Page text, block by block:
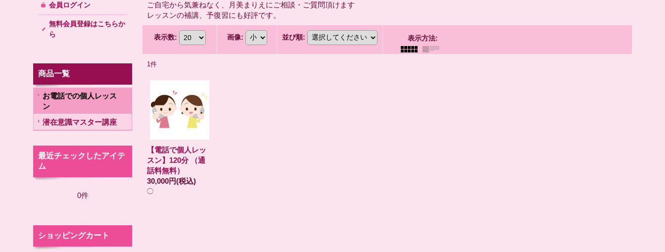
会員ログイン
無料会員登録はこちらか
ら
商品一覧
お電話での個人レッス
ン
潜在意識マスター講座
最近チェックしたアイテ
ム
0件
ショッピングカート
ご自宅から気兼ねなく、月美まりえにご相談・ご質問頂けます
レッスンの補講、予復習にも好評です。
表示数: 画像: 並び順: 表示方法:
1件
【電話で個人レッ
スン】120分 （通
話料無料）
30,000円(税込)
◯